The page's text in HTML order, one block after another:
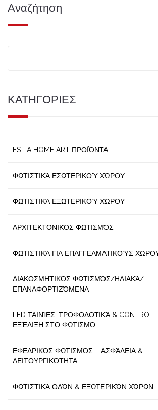
Αναζήτηση
ΚΑΤΗΓΟΡΙΕΣ
ESTIA HOME ART ΠΡΟΪΌΝΤΑ
ΦΩΤΙΣΤΙΚΆ ΕΣΩΤΕΡΙΚΟΎ ΧΏΡΟΥ
ΦΩΤΙΣΤΙΚΆ ΕΞΩΤΕΡΙΚΟΎ ΧΏΡΟΥ
ΑΡΧΙΤΕΚΤΟΝΙΚΌΣ ΦΩΤΙΣΜΌΣ
ΦΩΤΙΣΤΙΚΆ ΓΙΑ ΕΠΑΓΓΕΛΜΑΤΙΚΟΎΣ
ΔΙΑΚΟΣΜΗΤΙΚΌΣ ΦΩΤΙΣΜΌΣ/ΗΛΙΑΚΆ/
ΕΠΑΝΑΦΟΡΤΙΖΌΜΕΝΑ
LED ΤΑΙΝΊΕΣ, ΤΡΟΦΟΔΟΤΙΚΆ &
ΕΞΈΛΙΞΗ ΣΤΟ ΦΩΤΙΣΜΌ
ΕΦΕΔΡΙΚΌΣ ΦΩΤΙΣΜΌΣ – ΑΣΦΆΛΕΙΑ &
ΛΕΙΤΟΥΡΓΙΚΌΤΗΤΑ
ΦΩΤΙΣΤΙΚΆ ΟΔΏΝ & ΕΞΩΤΕΡΙΚΏΝ ΧΏΡΩΝ